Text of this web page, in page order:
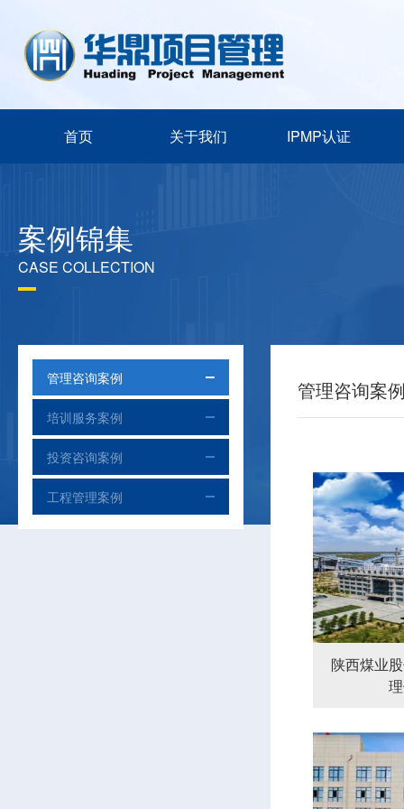
首页 关于我们 IPMP认证
案例锦集
CASE COLLECTION
管理咨询案例
培训服务案例
投资咨询案例
工程管理案例
管理咨询案
陕西煤业